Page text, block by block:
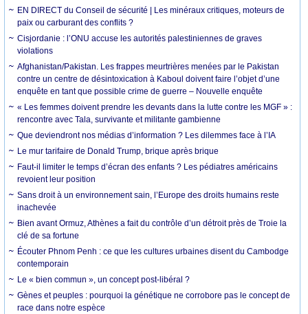
EN DIRECT du Conseil de sécurité | Les minéraux critiques, moteurs de
paix ou carburant des conflits ?
Cisjordanie : l’ONU accuse les autorités palestiniennes de graves
violations
Afghanistan/Pakistan. Les frappes meurtrières menées par le Pakistan
contre un centre de désintoxication à Kaboul doivent faire l’objet d’une
enquête en tant que possible crime de guerre – Nouvelle enquête
« Les femmes doivent prendre les devants dans la lutte contre les MGF » :
rencontre avec Tala, survivante et militante gambienne
Que deviendront nos médias d’information ? Les dilemmes face à l’IA
Le mur tarifaire de Donald Trump, brique après brique
Faut-il limiter le temps d’écran des enfants ? Les pédiatres américains
revoient leur position
Sans droit à un environnement sain, l’Europe des droits humains reste
inachevée
Bien avant Ormuz, Athènes a fait du contrôle d’un détroit près de Troie la
clé de sa fortune
Écouter Phnom Penh : ce que les cultures urbaines disent du Cambodge
contemporain
Le « bien commun », un concept post-libéral ?
Gènes et peuples : pourquoi la génétique ne corrobore pas le concept de
race dans notre espèce